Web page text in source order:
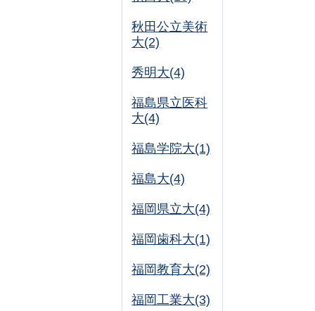
秋田公立美術
大(2)
秀明大(4)
福島県立医科
大(4)
福島学院大(1)
福島大(4)
福岡県立大(4)
福岡歯科大(1)
福岡教育大(2)
福岡工業大(3)